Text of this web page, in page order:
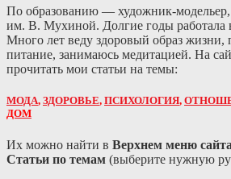
По образованию — художник-
им. В. Мухиной. Долгие годы работала
Много лет веду здоровый образ жизни,
питание, занимаюсь медитацией. На
прочитать мои статьи на темы:
МОДА, ЗДОРОВЬЕ, ПСИХОЛОГИЯ,
ДОМ
Их можно найти в Верхнем меню сайта
Статьи по темам (выберите нужную